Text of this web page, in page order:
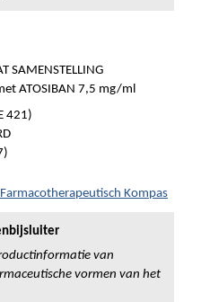
SAMENSTELLING
ATOSIBAN 7,5 mg/ml
421)
Kompas
van
vormen van het